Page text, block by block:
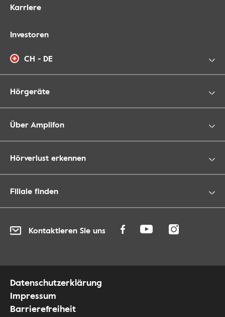
Karriere
Investoren
CH - DE
Hörgeräte
Über Amplifon
Hörverlust erkennen
Filiale finden
Kontaktieren Sie uns
Datenschutzerklärung
Impressum
Barrierefreiheit